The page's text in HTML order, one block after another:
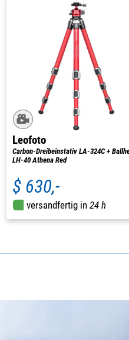
Leofoto
Carbon-Dreibeinstativ LA-324C +
LH-40 Athena Red
$ 630,-
versandfertig in 24 h